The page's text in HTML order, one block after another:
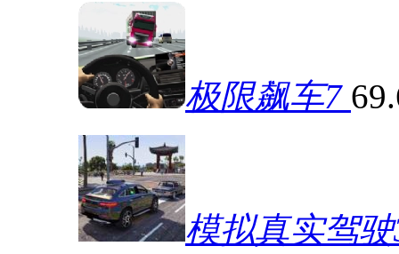
极限飙车7
模拟真实驾